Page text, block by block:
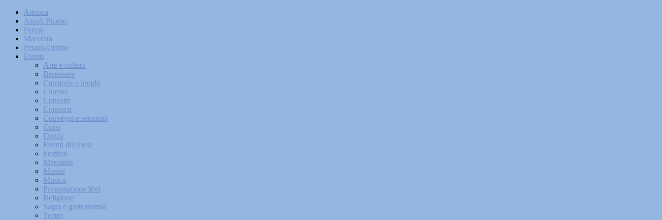
Ancona
Ascoli Piceno
Fermo
Macerata
Pesaro-Urbino
Eventi
Arte e cultura
Benessere
Categorie e luoghi
Cinema
Concerti
Concorsi
Convegni e seminari
Corsi
Danza
Eventi del mese
Festival
Mercatini
Mostre
Musica
Presentazione libri
Religione
Sagra e gastronomia
Teatro